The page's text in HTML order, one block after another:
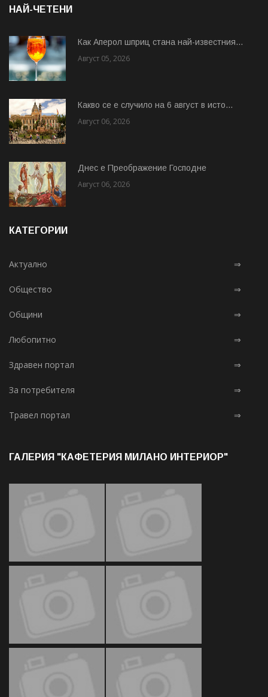
НАЙ-ЧЕТЕНИ
Как Аперол шприц стана най-известния...
Август 05, 2026
Какво се е случило на 6 август в исто...
Август 06, 2026
Днес е Преображение Господне
Август 06, 2026
КАТЕГОРИИ
Актуално ⇒
Общество ⇒
Общини ⇒
Любопитно ⇒
Здравен портал ⇒
За потребителя ⇒
Травел портал ⇒
ГАЛЕРИЯ "КАФЕТЕРИЯ МИЛАНО ИНТЕРИОР"